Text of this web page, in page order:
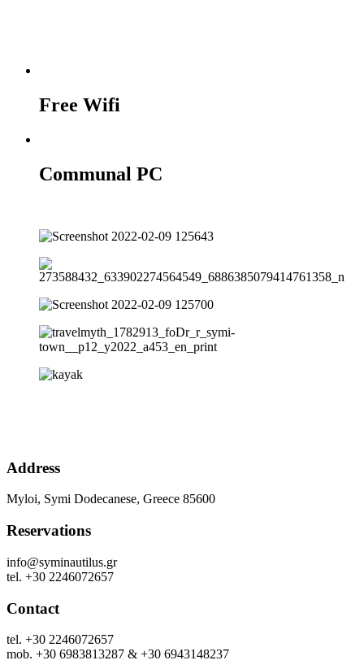
Free Wifi
Communal PC
Address
Myloi, Symi Dodecanese, Greece 85600
Reservations
info@syminautilus.gr
tel. +30 2246072657
Contact
tel. +30 2246072657
mob. +30 6983813287 & +30 6943148237